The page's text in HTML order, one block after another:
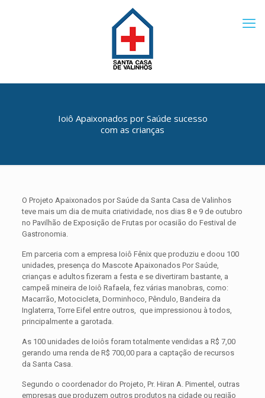
Ioiô Apaixonados por Saúde sucesso
com as crianças
O Projeto Apaixonados por Saúde da Santa Casa de Valinhos
teve mais um dia de muita criatividade, nos dias 8 e 9 de outubro
no Pavilhão de Exposição de Frutas por ocasião do Festival de
Gastronomia.
Em parceria com a empresa Ioiô Fênix que produziu e doou 100
unidades, presença do Mascote Apaixonados Por Saúde,
crianças e adultos fizeram a festa e se divertiram bastante, a
campeã mineira de Ioiô Rafaela, fez várias manobras, como:
Macarrão, Motocicleta, Dorminhoco, Pêndulo, Bandeira da
Inglaterra, Torre Eifel entre outros, que impressionou à todos,
principalmente a garotada.
As 100 unidades de Ioiôs foram totalmente vendidas a R$ 7,00
gerando uma renda de R$ 700,00 para a captação de recursos
da Santa Casa.
Segundo o coordenador do Projeto, Pr. Hiran A. Pimentel, outras
empresas que produzem outros produtos na cidade ou região